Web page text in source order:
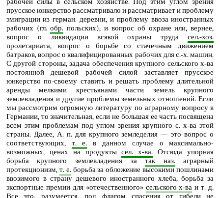
прусское юнкерство рассматривало и рассматривает и проблему
эмиграции из герман. деревни, и проблему ввоза иностранных
рабочих (гл.обр. польских), и вопрос об охране или, вернее,
вопрос о ликвидации всякой охраны трудасел.‑хоз.
пролетариата, вопрос о борьбе со стачечным движением
батраков, вопрос о квалифицированных рабочих для с.‑х. машин.
С другой стороны, задача обеспечения крупного сельского х‑ва
постоянной дешевой рабочей силой заставляет прусское
юнкерство по-своему ставить и решать проблему длительной
аренды мелкими крестьянами части земель крупного
землевладения и другие проблемы земельных отношений. Если
мы рассмотрим огромную литературу по аграрному вопросу в
Германии, то значительная, если не бо́льшая ее часть посвящена
всем этим проблемам под углом зрения крупного с. х‑ва этой
страны. Далее, А. п. для крупного земледелия — это вопрос о
соответствующих, т. е. в данном случае о максимально-
возможных, ценах на продуктысел. х‑ва. Отсюда упорная
борьба крупного землевладения затак наз.аграрный
протекционизм, т. е.борьба за обложение высокими пошлинами
ввозимого в страну дешевого иностранного хлеба, борьба за
экспортные премии для «отечественного» сельского х‑ва и т. д.
Все это, разумеется, под флагом спасения от гибели не